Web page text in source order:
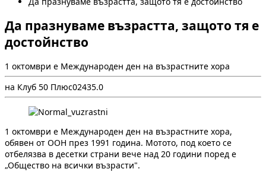
Да празнуваме възрастта, защото тя е
достойнство
1 октомври е Международен ден на възрастните хора
на Клуб 50 Плюс02435.0
1 октомври е Международен ден на възрастните хора,
обявен от ООН през 1991 година. Мотото, под което се
отбелязва в десетки страни вече над 20 години поред е
„Общество на всички възрасти".